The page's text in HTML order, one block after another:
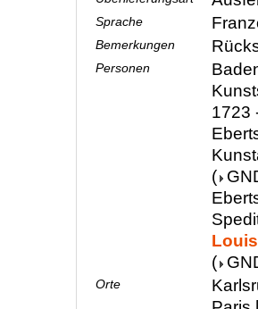
Sprache
Bemerkungen
Personen
1723
(
(
Orte